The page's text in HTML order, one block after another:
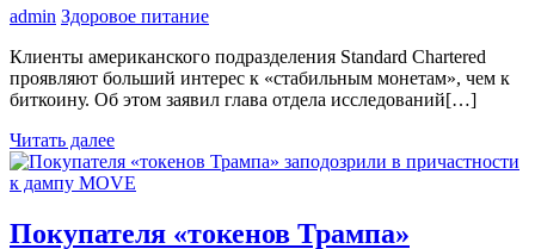
admin Здоровое питание
Клиенты американского подразделения Standard Chartered
проявляют больший интерес к «стабильным монетам», чем к
биткоину. Об этом заявил глава отдела исследований[…]
Читать далее
Покупателя «токенов Трампа»